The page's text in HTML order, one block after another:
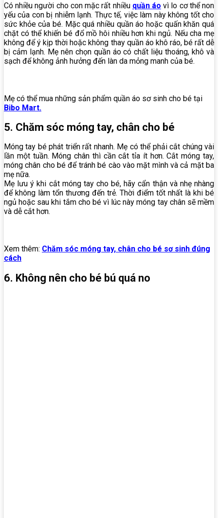
Có nhiều người cho con mặc rất nhiều quần áo vì lo cơ thể non
yếu của con bị nhiễm lạnh. Thực tế, việc làm nàykhông tốt cho
sức khỏe của bé. Mặc quá nhiều quần áo hoặc quấn khăn quá
chặt có thể khiến bé đổ mồ hôi nhiều hơn khi ngủ. Nếu cha mẹ
không để ý kịp thời hoặc không thay quần áo khô ráo, bé rất dễ
bị cảm lạnh. Mẹ nên chọn quần áo có chất liệu thoáng, khô và
sạch để không ảnh hưởng đến làn da mỏng manh của bé.
Mẹ có thể mua những sản phẩm quần áo sơ sinh cho bé tại
Bibo Mart.
5. Chăm sóc móng tay, chân cho bé
Móng tay bé phát triển rất nhanh. Mẹ có thể phải cắt chúng vài
lần một tuần. Móng chân thì cần cắt tỉa ít hơn. Cắt móng tay,
móng chân cho bé để tránh bé cào vào mặt mình và cả mặt ba
mẹ nữa.
Mẹ lưu ý khi cắt móng tay cho bé, hãy cẩn thận và nhẹ nhàng
để không làm tổn thương đến trẻ. Thời điểm tốt nhất là khi bé
ngủ hoặc sau khi tắm cho bé vì lúc này móng tay chân sẽ mềm
và dễ cắt hơn.
Xem thêm: Chăm sóc móng tay, chân cho bé sơ sinh đúng
cách
6. Không nên cho bé bú quá no